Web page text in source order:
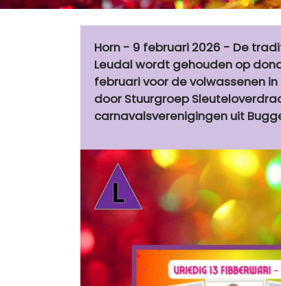
Horn - 9 februari 2026 - De
Leudal wordt gehouden op
februari voor de volwassenen
door Stuurgroep
carnavalsverenigingen uit